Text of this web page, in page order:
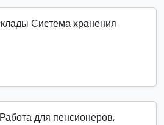
Система хранения
для пенсионеров,